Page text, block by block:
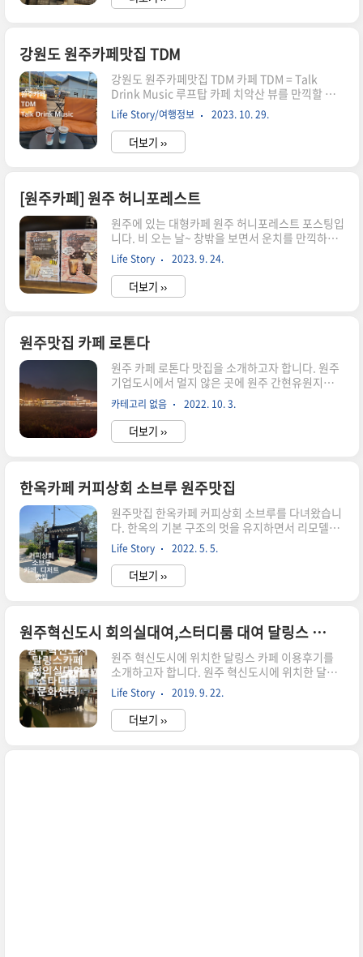
봉화산 DT점 내부 외부 사진입니다.
강원도 원주카페맛집 TDM
강원도 원주카페맛집 TDM 카페 TDM = Talk
Drink Music 루프탑 카페 치악산 뷰를 만끽할 수
있는 소개합니다. 강원 원주시 소초면 황골로 203
3동 0507-1420-0012 매일 12:00 ~ 23:30 1층에
는 실내 2층에는 옥탑 루프탑 카페이고 요즘 날씨
에 햇살이 따뜻하고 치악산의 멋스러운 단풍 풍경
가보세요~ 이상 강원도 원주 카페 TDM 치악산 뷰
카페 포스팅을 마치겠습니다^^
Life Story/여행정보 2023. 10. 29.
더보기 ››
[원주카페] 원주 허니포레스트
원주에 있는 대형카페 원주 허니포레스트 포스팅입
니다. 비 오는 날~ 창밖을 보면서 운치를 만끽하러
다녀왔습니다. 위치 : 강원특별자치도 원주시 판부
면 서곡리 213-1 주차장 및 전경입니다. 비오는 날
이라 약간 흐리게 나왔네요 안으로 들어가 보겠습
니다. 1층에는 빵과 주문하는 곳이 있고 테이블은
그니처 메뉴도 있습니다. 간단하게 아메리카노와
시그니처 메뉴인 꿀숨의 시그니처를 주문하였습니
다. 이상 원주대형카페 원주허니포레스트 카페 포
스팅을 마치며 맑은 날 한번 더 가보고 다른 메뉴 주
문하여 맛보고 후기 남기도록 하겠습니다.
Life Story 2023. 9. 24.
더보기 ››
원주맛집 카페 로톤다
원주 카페 로톤다 맛집을 소개하고자 합니다. 원주
기업도시에서 멀지 않은 곳에 원주 간현유원지에서
멀지 않은 곳에 위치하고 있답니다. 카페 입구에서
밤에 찍은 사진 인대요 비가 내려서 흐리게 나오긴
했는데 직접 보면 야경이 꽤 괜찮았어요 ☞ 강원도
원주시 지정면 조엄로 56-3 1층 영업시간 11:00 ~
즈 파운트 케이크, 올리브 토마토 페스츄리 주문했
고 리뷰 작성하면 마카롱 서비스 준다고 해서 리뷰
작성하고 마카롱도 맛보게 되었습니다. 로톤다 카
페 내부 사진입니다. 화장실도 깨끗하고 좋았고 아
이들과 같이 오는 분들을 위한 배려도 많이 되어 있
습니다.
카테고리 없음 2022. 10. 3.
더보기 ››
한옥카페 커피상회 소브루 원주맛집
원주맛집 한옥카페 커피상회 소브루를 다녀왔습니
다. 한옥의 기본 구조의 멋을 유지하면서 리모델링
하여 만든 카페로 인테리어 효과를 제대로 살린 한
옥 분위기 카페였습니다. 구조는 방, 마루, 테이블
세 가지였던 거 같습니다. 문을 열고 들어가면 가마
솥 아궁이를 지나서 양쪽에 작은 소품 상점과 추억
메뉴는 음료와 빵, 케익 종류가 있었는데 빵, 케익
종류는 먹고 싶었지만 다이어트 중으로 pass~ 아
메리카노 Hot, 청귤 에이드 주문했습니다. 이제 자
리를 잡고 앉아볼게요. 휴일이라 그런지 사람들이
많아 테이블에 자리 잡고 착석~ 그런데 귀여운 녀
석이 다가오네요^^ 주문 후 약 10분 정도 기다리니
주문한 메뉴 도착하..
Life Story 2022. 5. 5.
더보기 ››
원주혁신도시 회의실대여,스터디룸 대여 달링스 카페 맛집 이용 후기
원주 혁신도시에 위치한 달링스 카페 이용후기를
소개하고자 합니다. 원주 혁신도시에 위치한 달링
스 카페는 회의실 대여, 스터디룸 대여 서비스를 이
용할 수 있습니다. 또한 루프탑 카페로 원주 혁신도
시 메가박스 영화관이 있는 센트럴파크 투 탑층에
입점되어 치악산 전경과 원주 경치를 같이 볼 수 있
Life Story 2019. 9. 22.
더보기 ››